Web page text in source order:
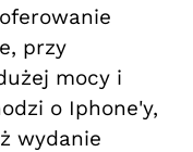
przy
mocy i
o Iphone'y,
wydanie